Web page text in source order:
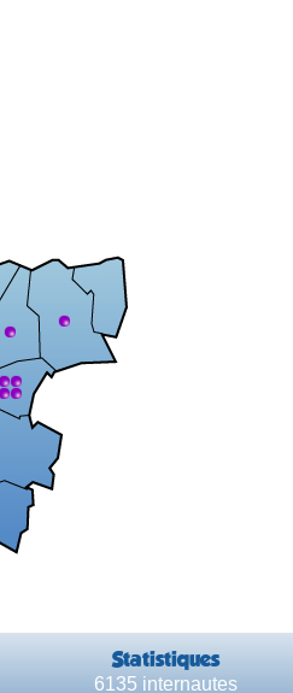
Statistiques
6135 internautes